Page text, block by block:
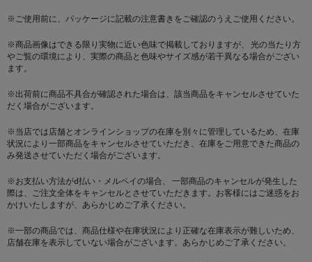
※ご使用前に、パッケージに記載の注意書きをご確認のうえご使用ください。
※商品画像はできる限り実物に近い色味で掲載しておりますが、 光の当たり方
やご覧の環境により、実際の商品と色味やサイズ感が若干異なる場合がござい
ます。
※出荷前に商品不具合が確認された場合は、該当商品をキャンセルさせていた
だく場合がございます。
※当店では店舗とオンラインショップの在庫を別々に管理しているため、在庫
状況により一部商品をキャンセルさせていただき、在庫をご用意できた商品の
み発送させていただく場合がございます。
※お支払い方法がd払い・メルペイの場合、 一部商品のキャンセルが発生した
際は、ご注文全体をキャンセルとさせていただきます。お客様にはご迷惑をお
かけいたしますが、あらかじめご了承ください。
※一部の商品では、商品仕様や在庫状況により正確な在庫表示が難しいため、
店舗在庫を表示していない場合がございます。あらかじめご了承ください。